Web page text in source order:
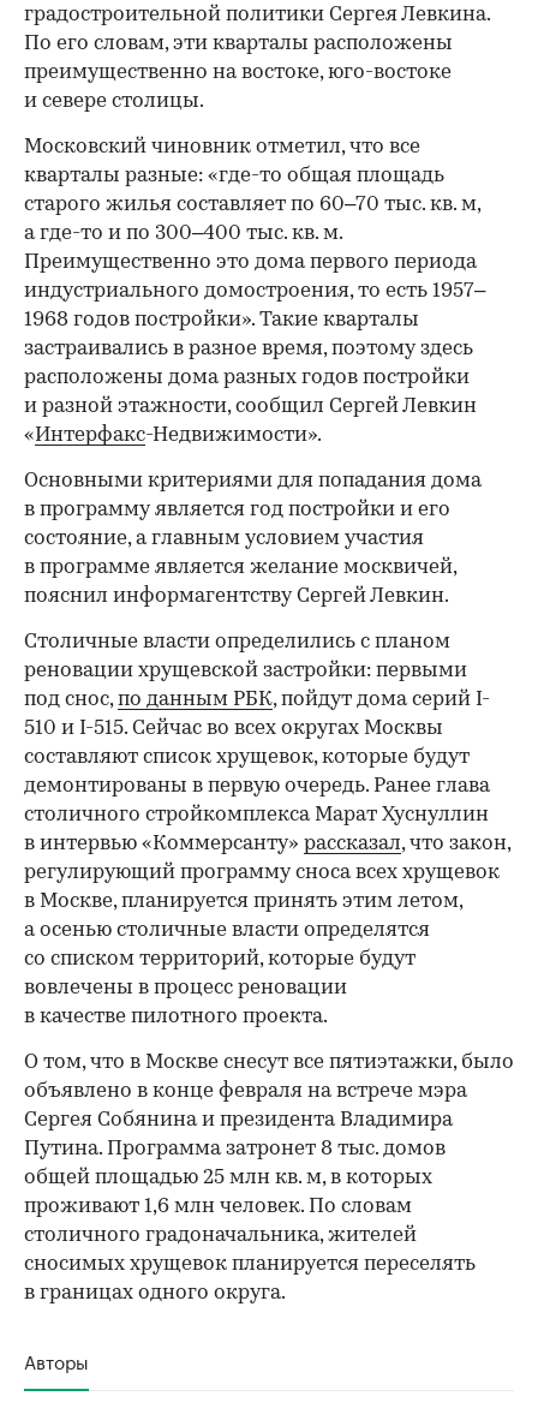
градостроительной политики Сергея Левкина.
По его словам, эти кварталы расположены
преимущественно на востоке, юго-востоке
и севере столицы.
Московский чиновник отметил, что все
кварталы разные: «где-то общая площадь
старого жилья составляет по 60–70 тыс. кв. м,
а где-то и по 300–400 тыс. кв. м.
Преимущественно это дома первого периода
индустриального домостроения, то есть 1957–
1968 годов постройки». Такие кварталы
застраивались в разное время, поэтому здесь
расположены дома разных годов постройки
и разной этажности, сообщил Сергей Левкин
«Интерфакс-Недвижимости».
Основными критериями для попадания дома
в программу является год постройки и его
состояние, а главным условием участия
в программе является желание москвичей,
пояснил информагентству Сергей Левкин.
Столичные власти определились с планом
реновации хрущевской застройки: первыми
под снос,по данным РБК, пойдут дома серий I-
510 и I-515. Сейчас во всех округах Москвы
составляют список хрущевок, которые будут
демонтированы в первую очередь. Ранее глава
столичного стройкомплекса Марат Хуснуллин
в интервью «Коммерсанту» рассказал, что закон,
регулирующий программу сноса всех хрущевок
в Москве, планируется принять этим летом,
а осенью столичные власти определятся
со списком территорий, которые будут
вовлечены в процесс реновации
в качестве пилотного проекта.
О том, что в Москве снесут все пятиэтажки, было
объявлено в конце февраля на встрече мэра
Сергея Собянина и президента Владимира
Путина. Программа затронет 8 тыс. домов
общей площадью 25 млн кв. м, в которых
проживают 1,6 млн человек. По словам
столичного градоначальника, жителей
сносимых хрущевок планируется переселять
в границах одного округа.
Авторы